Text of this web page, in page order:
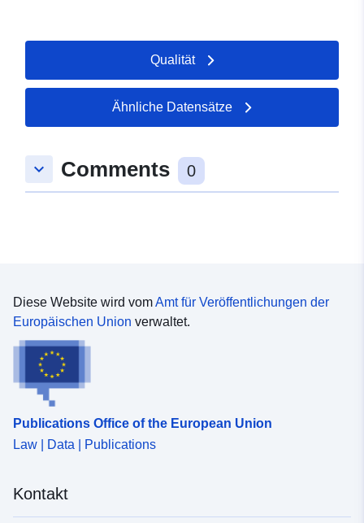
Qualität
Ähnliche Datensätze
keyboard_arrow_down Comments 0
Diese Website wird vomAmt für Veröffentlichungen der
Europäischen Union verwaltet.
Publications Office of the European Union
Law | Data | Publications
Kontakt